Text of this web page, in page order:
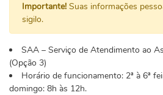
Importante! Suas informações
sigilo.
SAA – Serviço de Atendimento ao
(Opção 3)
Horário de funcionamento: 2ª à 6ª
domingo: 8h às 12h.